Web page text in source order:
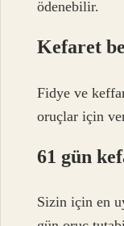
ödenebilir.
Kefaret
Fidye ve
oruçlar için
61 gün
Sizin için en